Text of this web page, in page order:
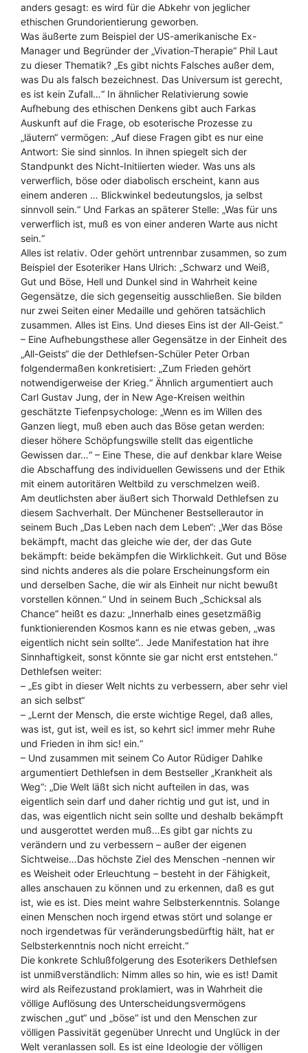
anders gesagt: es wird für die Abkehr von jeglicher
ethischen Grundorientierung geworben.
Was äußerte zum Beispiel der US-amerikanische Ex-
Manager und Begründer der „Vivation-Therapie“ Phil Laut
zu dieser Thematik? „Es gibt nichts Falsches außer dem,
was Du als falsch bezeichnest. Das Universum ist gerecht,
es ist kein Zufall…“ In ähnlicher Relativierung sowie
Aufhebung des ethischen Denkens gibt auch Farkas
Auskunft auf die Frage, ob esoterische Prozesse zu
„läutern“ vermögen: „Auf diese Fragen gibt es nur eine
Antwort: Sie sind sinnlos. In ihnen spiegelt sich der
Standpunkt des Nicht-Initiierten wieder. Was uns als
verwerflich, böse oder diabolisch erscheint, kann aus
einem anderen … Blickwinkel bedeutungslos, ja selbst
sinnvoll sein.“ Und Farkas an späterer Stelle: „Was für uns
verwerflich ist, muß es von einer anderen Warte aus nicht
sein.“
Alles ist relativ. Oder gehört untrennbar zusammen, so zum
Beispiel der Esoteriker Hans Ulrich: „Schwarz und Weiß,
Gut und Böse, Hell und Dunkel sind in Wahrheit keine
Gegensätze, die sich gegenseitig ausschließen. Sie bilden
nur zwei Seiten einer Medaille und gehören tatsächlich
zusammen. Alles ist Eins. Und dieses Eins ist der All-Geist.“
– Eine Aufhebungsthese aller Gegensätze in der Einheit des
„All-Geists“ die der Dethlefsen-Schüler Peter Orban
folgendermaßen konkretisiert: „Zum Frieden gehört
notwendigerweise der Krieg.“ Ähnlich argumentiert auch
Carl Gustav Jung, der in New Age-Kreisen weithin
geschätzte Tiefenpsychologe: „Wenn es im Willen des
Ganzen liegt, muß eben auch das Böse getan werden:
dieser höhere Schöpfungswille stellt das eigentliche
Gewissen dar…“ – Eine These, die auf denkbar klare Weise
die Abschaffung des individuellen Gewissens und der Ethik
mit einem autoritären Weltbild zu verschmelzen weiß.
Am deutlichsten aber äußert sich Thorwald Dethlefsen zu
diesem Sachverhalt. Der Münchener Bestsellerautor in
seinem Buch „Das Leben nach dem Leben“: „Wer das Böse
bekämpft, macht das gleiche wie der, der das Gute
bekämpft: beide bekämpfen die Wirklichkeit. Gut und Böse
sind nichts anderes als die polare Erscheinungsform ein
und derselben Sache, die wir als Einheit nur nicht bewußt
vorstellen können.“ Und in seinem Buch „Schicksal als
Chance“ heißt es dazu: „Innerhalb eines gesetzmäßig
funktionierenden Kosmos kann es nie etwas geben, „was
eigentlich nicht sein sollte“.. Jede Manifestation hat ihre
Sinnhaftigkeit, sonst könnte sie gar nicht erst entstehen.“
Dethlefsen weiter:
– „Es gibt in dieser Welt nichts zu verbessern, aber sehr viel
an sich selbst“
– „Lernt der Mensch, die erste wichtige Regel, daß alles,
was ist, gut ist, weil es ist, so kehrt sic! immer mehr Ruhe
und Frieden in ihm sic! ein.“
– Und zusammen mit seinem Co Autor Rüdiger Dahlke
argumentiert Dethlefsen in dem Bestseller „Krankheit als
Weg“: „Die Welt läßt sich nicht aufteilen in das, was
eigentlich sein darf und daher richtig und gut ist, und in
das, was eigentlich nicht sein sollte und deshalb bekämpft
und ausgerottet werden muß…Es gibt gar nichts zu
verändern und zu verbessern – außer der eigenen
Sichtweise…Das höchste Ziel des Menschen -nennen wir
es Weisheit oder Erleuchtung – besteht in der Fähigkeit,
alles anschauen zu können und zu erkennen, daß es gut
ist, wie es ist. Dies meint wahre Selbsterkenntnis. Solange
einen Menschen noch irgend etwas stört und solange er
noch irgendetwas für veränderungsbedürftig hält, hat er
Selbsterkenntnis noch nicht erreicht.“
Die konkrete Schlußfolgerung des Esoterikers Dethlefsen
ist unmißverständlich: Nimm alles so hin, wie es ist! Damit
wird als Reifezustand proklamiert, was in Wahrheit die
völlige Auflösung des Unterscheidungsvermögens
zwischen „gut“ und „böse“ ist und den Menschen zur
völligen Passivität gegenüber Unrecht und Unglück in der
Welt veranlassen soll. Es ist eine Ideologie der völligen